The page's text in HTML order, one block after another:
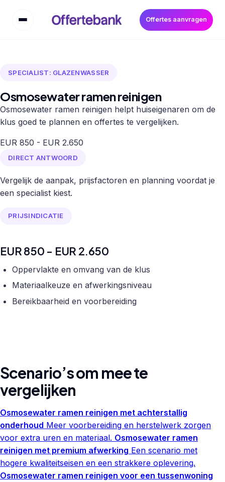
Offertes aanvragen
SPECIALIST: GLAZENWASSER
Osmosewater ramen reinigen
Osmosewater ramen reinigen helpt huiseigenaren om de
klus goed te plannen en offertes te vergelijken.
EUR 850 - EUR 2.650
DIRECT ANTWOORD
Vergelijk de aanpak, prijsfactoren en planning voordat je
een specialist kiest.
PRIJSINDICATIE
EUR 850 - EUR 2.650
Oppervlakte en omvang van de klus
Materiaalkeuze en afwerkingsniveau
Bereikbaarheid en voorbereiding
Scenario’s om mee te
vergelijken
Osmosewater ramen reinigen met achterstallig
onderhoud Meer voorbereiding en herstelwerk zorgen
voor extra uren en materiaal. Osmosewater ramen
reinigen met premium afwerking Een scenario met
hogere kwaliteitseisen en een strakkere oplevering.
Osmosewater ramen reinigen voor een tussenwoning